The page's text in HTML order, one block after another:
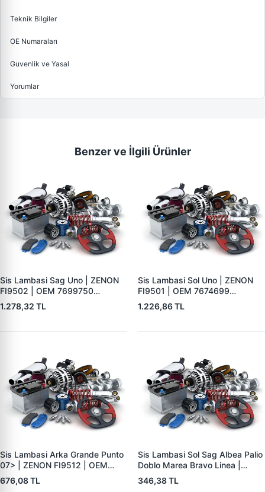
Teknik Bilgiler
OE Numaraları
Guvenlik ve Yasal
Yorumlar
Benzer ve İlgili Ürünler
Sis Lambasi Sag Uno | ZENON
FI9502 | OEM 7699750
7674699
1.278,32 TL
Sis Lambasi Sol Uno | ZENON
FI9501 | OEM 7674699
7699750
1.226,86 TL
Sis Lambasi Arka Grande Punto
07> | ZENON FI9512 | OEM
51718012
676,08 TL
Sis Lambasi Sol Sag Albea Palio
Doblo Marea Bravo Linea |
ZENON FI9500 | OEM
46823269-006
346,38 TL